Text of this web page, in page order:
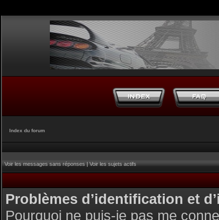
Index du forum
Voir les messages sans réponses|Voir les sujets actifs
Problèmes d’identification et
Pourquoi ne puis-je pas me